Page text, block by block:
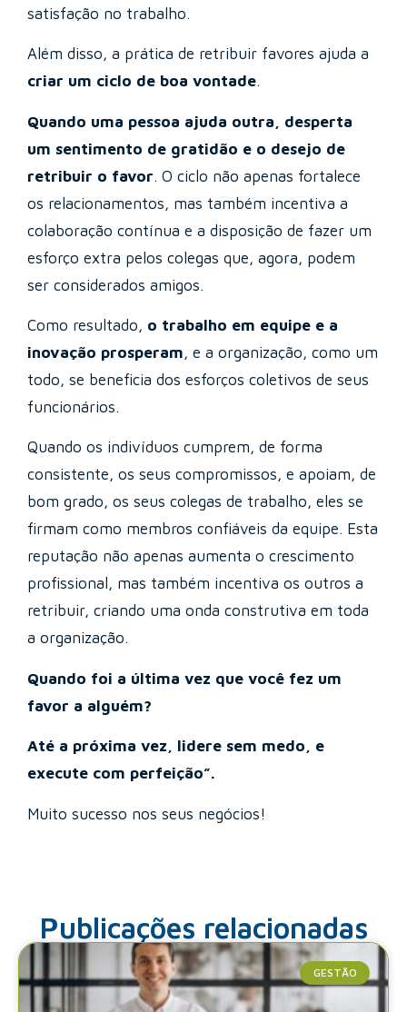
satisfação no trabalho.
Além disso, a prática de retribuir favores ajuda a
criar um ciclo de boa vontade.
Quando uma pessoa ajuda outra, desperta
um sentimento de gratidão e o desejo de
retribuir o favor. O ciclo não apenas fortalece
os relacionamentos, mas também incentiva a
colaboração contínua e a disposição de fazer um
esforço extra pelos colegas que, agora, podem
ser considerados amigos.
Como resultado, o trabalho em equipe e a
inovação prosperam, e a organização, como um
todo, se beneficia dos esforços coletivos de seus
funcionários.
Quando os indivíduos cumprem, de forma
consistente, os seus compromissos, e apoiam, de
bom grado, os seus colegas de trabalho, eles se
firmam como membros confiáveis da equipe. Esta
reputação não apenas aumenta o crescimento
profissional, mas também incentiva os outros a
retribuir, criando uma onda construtiva em toda
a organização.
Quando foi a última vez que você fez um
favor a alguém?
Até a próxima vez, lidere sem medo, e
execute com perfeição”.
Muito sucesso nos seus negócios!
Publicações relacionadas
GESTÃO